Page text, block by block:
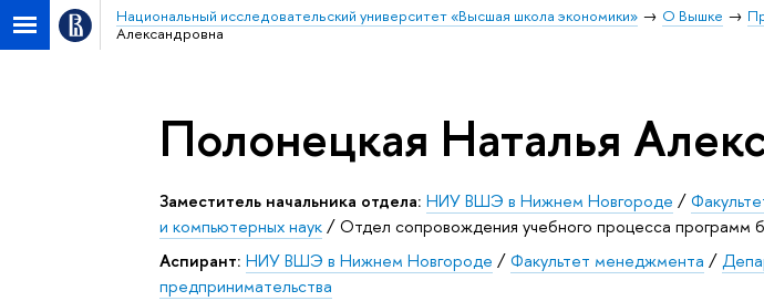
Национальный исследовательский университет «Высшая школа экономики» О Вышке
Александровна
Полонецкая Наталья
Заместитель начальника отдела: НИУ ВШЭ в Нижнем Новгороде /
и компьютерных наук/Отдел сопровождения учебного процесса программ
Аспирант: НИУ ВШЭ в Нижнем Новгороде /Факультет менеджмента /
предпринимательства